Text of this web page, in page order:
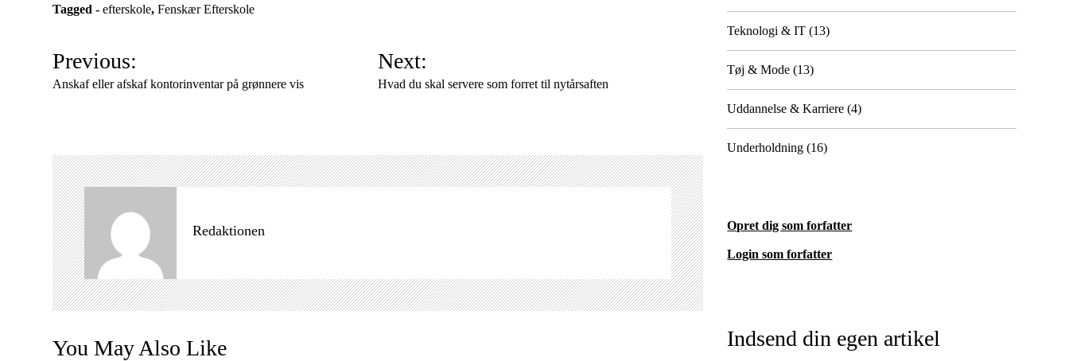
Tagged - efterskole, Fenskær Efterskole
I
n
g
s
n
a
v
i
g
a
t
Previous:
Anskaf eller afskaf kontorinventar på grønnere vis
Next:
Hvad du skal servere som forret til nytårsaften
Redaktionen
You May Also Like
Teknologi & IT (13)
Tøj & Mode (13)
Uddannelse & Karriere (4)
Underholdning (16)
Opret dig som forfatter
Login som forfatter
Indsend din egen artikel